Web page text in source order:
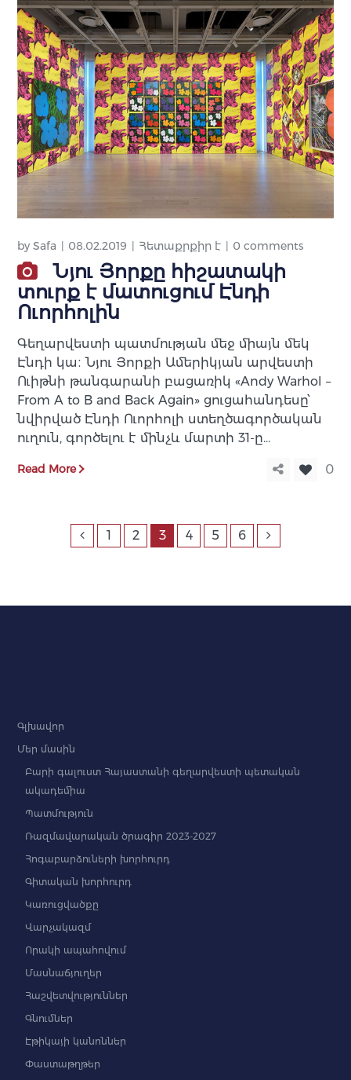
bySafa 08.02.2019 Հետաքրքիր է 0 comments
Նյու Յորքը հիշատակի
տուրք է մատուցում Էնդի
Ուորհոլին
Գեղարվեստի պատմության մեջ միայն մեկ
Էնդի կա։ Նյու Յորքի Ամերիկյան արվեստի
Ուիթնի թանգարանի բացառիկ «Andy Warhol –
From A to B and Back Again» ցուցահանդեսը՝
նվիրված Էնդի Ուորհոլի ստեղծագործական
ուղուն, գործելու է մինչև մարտի 31-ը…
Read More 0
1 2 3 4 5 6
Գլխավոր
Մեր մասին
Բարի գալուստ Հայաստանի գեղարվեստի պետական
ակադեմիա
Պատմություն
Ռազմավարական ծրագիր 2023-2027
Հոգաբարձուների խորհուրդ
Գիտական խորհուրդ
Կառուցվածքը
Վարչակազմ
Որակի ապահովում
Մասնաճյուղեր
Հաշվետվություններ
Գնումներ
Էթիկայի կանոններ
Փաստաթղթեր